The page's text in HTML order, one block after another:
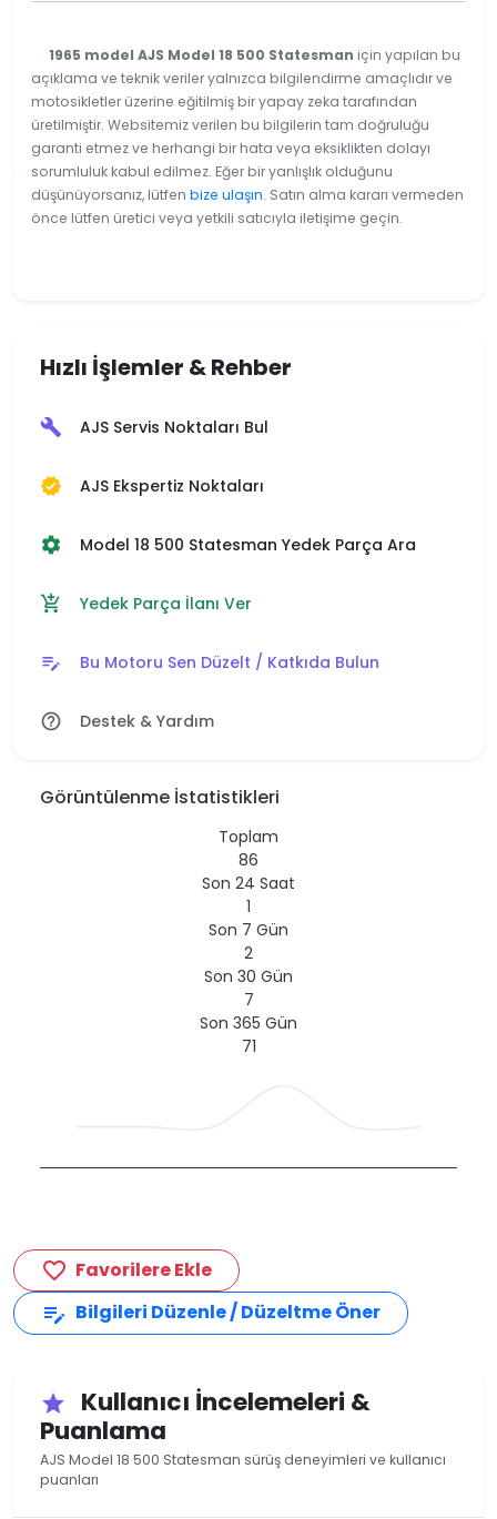
1965 model AJS Model 18 500 Statesman için yapılan bu
açıklama ve teknik veriler yalnızca bilgilendirme amaçlıdır ve
motosikletler üzerine eğitilmiş bir yapay zeka tarafından
üretilmiştir. Websitemiz verilen bu bilgilerin tam doğruluğu
garanti etmez ve herhangi bir hata veya eksiklikten dolayı
sorumluluk kabul edilmez. Eğer bir yanlışlık olduğunu
düşünüyorsanız, lütfen bize ulaşın. Satın alma kararı vermeden
önce lütfen üretici veya yetkili satıcıyla iletişime geçin.
Hızlı İşlemler & Rehber
build AJS Servis Noktaları Bul
verified AJS Ekspertiz Noktaları
settings Model 18 500 Statesman Yedek Parça Ara
add_shopping_cart Yedek Parça İlanı Ver
edit_note Bu Motoru Sen Düzelt / Katkıda Bulun
help_outline Destek & Yardım
Görüntülenme İstatistikleri
Toplam
86
Son 24 Saat
1
Son 7 Gün
2
Son 30 Gün
7
Son 365 Gün
71
favorite_border Favorilere Ekle
edit_note Bilgileri Düzenle / Düzeltme Öner
star
Kullanıcı İncelemeleri &
Puanlama
AJS Model 18 500 Statesman sürüş deneyimleri ve kullanıcı
puanları